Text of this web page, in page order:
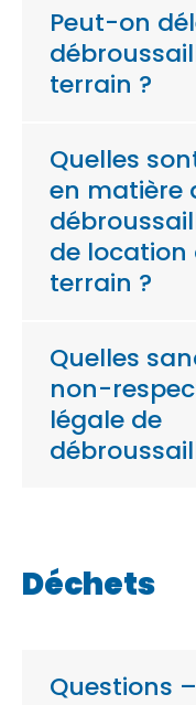
Peut-on
terrain ?
Quelles
en matière
de location
terrain ?
Quelles
non-
légale de
Déchets
Questions